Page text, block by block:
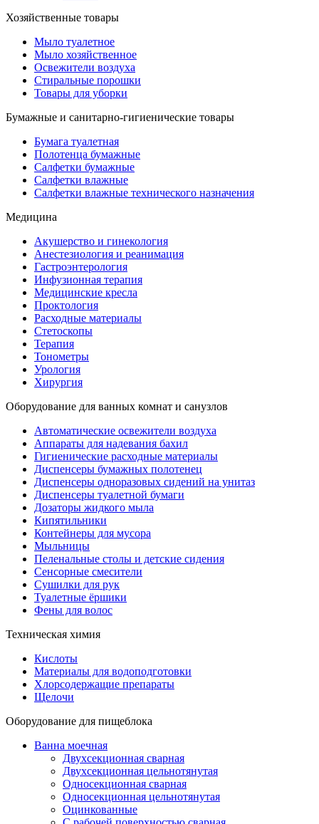
Хозяйственные товары
Мыло туалетное
Мыло хозяйственное
Освежители воздуха
Стиральные порошки
Товары для уборки
Бумажные и санитарно-гигиенические товары
Бумага туалетная
Полотенца бумажные
Салфетки бумажные
Салфетки влажные
Салфетки влажные технического назначения
Медицина
Акушерство и гинекология
Анестезиология и реанимация
Гастроэнтерология
Инфузионная терапия
Медицинские кресла
Проктология
Расходные материалы
Стетоскопы
Терапия
Тонометры
Урология
Хирургия
Оборудование для ванных комнат и санузлов
Автоматические освежители воздуха
Аппараты для надевания бахил
Гигиенические расходные материалы
Диспенсеры бумажных полотенец
Диспенсеры одноразовых сидений на унитаз
Диспенсеры туалетной бумаги
Дозаторы жидкого мыла
Кипятильники
Контейнеры для мусора
Мыльницы
Пеленальные столы и детские сидения
Сенсорные смесители
Сушилки для рук
Туалетные ёршики
Фены для волос
Техническая химия
Кислоты
Материалы для водоподготовки
Хлорсодержащие препараты
Щелочи
Оборудование для пищеблока
Ванна моечная
Двухсекционная сварная
Двухсекционная цельнотянутая
Односекционная сварная
Односекционная цельнотянутая
Оцинкованные